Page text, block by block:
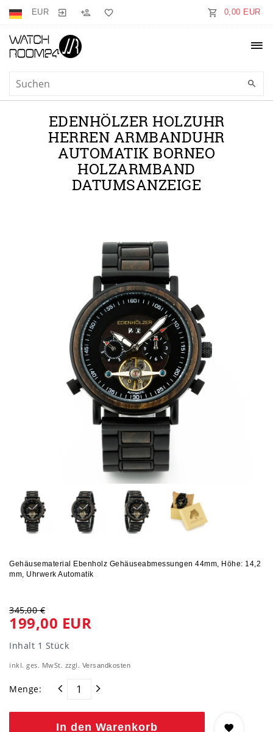
EUR 0,00 EUR
EDENHÖLZER HOLZUHR
HERREN ARMBANDUHR
AUTOMATIK BORNEO
HOLZARMBAND
DATUMSANZEIGE
Gehäusematerial Ebenholz Gehäuseabmessungen 44mm, Höhe: 14,2
mm, Uhrwerk Automatik
345,00 €
199,00 EUR
Inhalt 1 Stück
inkl. ges. MwSt. zzgl. Versandkosten
Menge:
In den Warenkorb